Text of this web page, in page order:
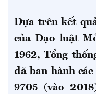
Dựa trên kết
của Đạo luật
1962, Tổng
đã ban hành
9705 (vào